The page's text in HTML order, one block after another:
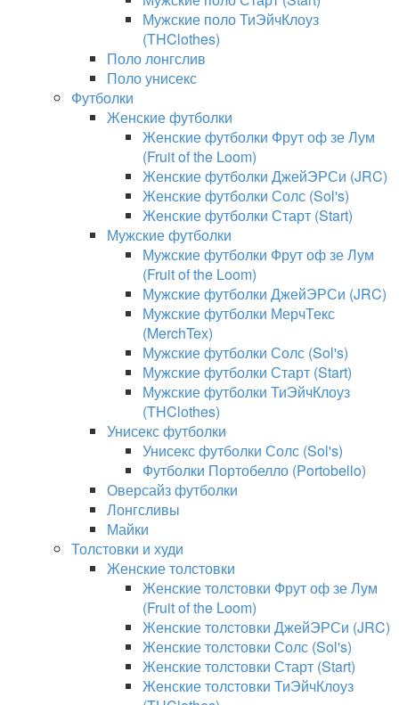
Мужские поло ТиЭйчКлоуз
(THClothes)
Поло лонгслив
Поло унисекс
Футболки
Женские футболки
Женские футболки Фрут оф зе Лум
(Fruit of the Loom)
Женские футболки ДжейЭРСи (JRC)
Женские футболки Солс (Sol's)
Женские футболки Старт (Start)
Мужские футболки
Мужские футболки Фрут оф зе Лум
(Fruit of the Loom)
Мужские футболки ДжейЭРСи (JRC)
Мужские футболки МерчТекс
(MerchTex)
Мужские футболки Солс (Sol's)
Мужские футболки Старт (Start)
Мужские футболки ТиЭйчКлоуз
(THClothes)
Унисекс футболки
Унисекс футболки Солс (Sol's)
Футболки Портобелло (Portobello)
Оверсайз футболки
Лонгсливы
Майки
Толстовки и худи
Женские толстовки
Женские толстовки Фрут оф зе Лум
(Fruit of the Loom)
Женские толстовки ДжейЭРСи (JRC)
Женские толстовки Солс (Sol's)
Женские толстовки Старт (Start)
Женские толстовки ТиЭйчКлоуз